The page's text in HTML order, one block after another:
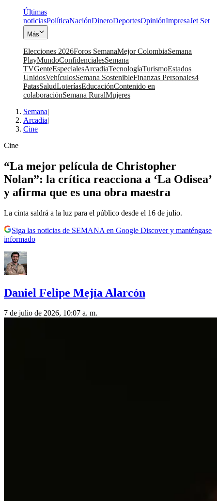
Últimas
noticiasPolíticaNaciónDineroDeportesOpiniónImpresaJet Set
Más
Elecciones 2026Foros SemanaMejor ColombiaSemana
PlayMundoConfidencialesSemana
TVGenteEspecialesArcadiaTecnologíaTurismoEstados
UnidosVehículosSemana SostenibleFinanzas Personales4
PatasSaludLoteríasEducaciónContenido en
colaboraciónSemana RuralMujeres
Semana|
Arcadia|
Cine
Cine
“La mejor película de Christopher
Nolan”: la crítica reacciona a ‘La Odisea’
y afirma que es una obra maestra
La cinta saldrá a la luz para el público desde el 16 de julio.
Siga las noticias de SEMANA en Google Discover y manténgase
informado
Daniel Felipe Mejía Alarcón
7 de julio de 2026, 10:07 a. m.